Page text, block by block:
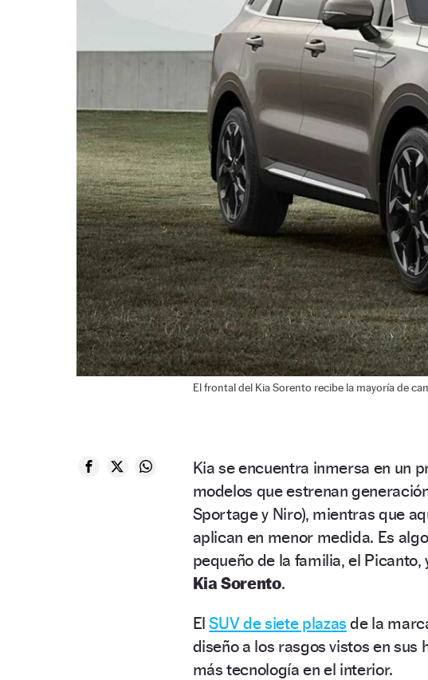
El frontal del Kia Sorento recibe la mayoría de
Kia se encuentra inmersa en un
modelos que estrenan
Sportage y Niro), mientras que
aplican en menor medida. Es
pequeño de la familia, el
Kia Sorento.
ElSUV de siete plazas de la
diseño a los rasgos vistos en
más tecnología en el interior.